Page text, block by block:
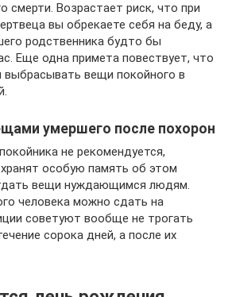
смерти. Возрастает риск, что при
вы обрекаете себя на беду, а
родственника будто бы
Еще одна примета повествует, что
выбрасывать вещи покойного в
умершего после похорон
не рекомендуется,
особую память об этом
вещи нуждающимся людям.
человека можно сдать на
советуют вообще не трогать
сорока дней, а после их